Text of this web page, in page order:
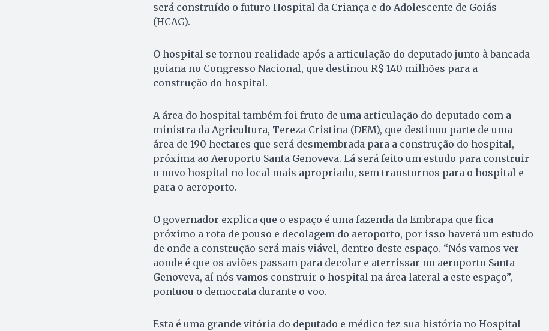
será construído o futuro Hospital da Criança e do Adolescente de Goiás
(HCAG).
O hospital se tornou realidade após a articulação do deputado junto à bancada
goiana no Congresso Nacional, que destinou R$ 140 milhões para a
construção do hospital.
A área do hospital também foi fruto de uma articulação do deputado com a
ministra da Agricultura, Tereza Cristina (DEM), que destinou parte de uma
área de 190 hectares que será desmembrada para a construção do hospital,
próxima ao Aeroporto Santa Genoveva. Lá será feito um estudo para construir
o novo hospital no local mais apropriado, sem transtornos para o hospital e
para o aeroporto.
O governador explica que o espaço é uma fazenda da Embrapa que fica
próximo a rota de pouso e decolagem do aeroporto, por isso haverá um estudo
de onde a construção será mais viável, dentro deste espaço. “Nós vamos ver
aonde é que os aviões passam para decolar e aterrissar no aeroporto Santa
Genoveva, aí nós vamos construir o hospital na área lateral a este espaço”,
pontuou o democrata durante o voo.
Esta é uma grande vitória do deputado e médico fez sua história no Hospital